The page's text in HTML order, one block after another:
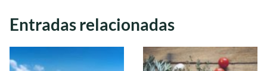
Entradas relacionadas